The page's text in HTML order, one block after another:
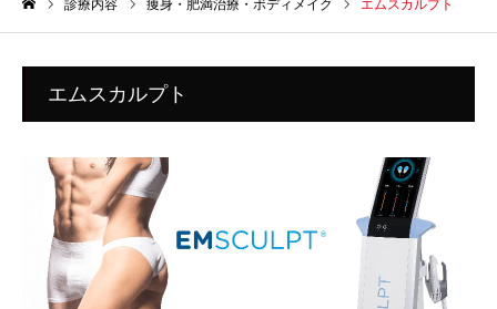
診療内容 痩身・肥満治療・ボディメイク エムスカルプト
エムスカルプト